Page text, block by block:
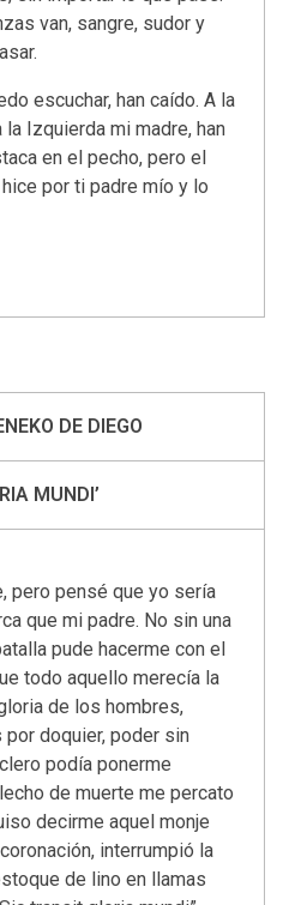
van, sangre, sudor y
escuchar, han caído. A la
la Izquierda mi madre, han
en el pecho, pero el
por ti padre mío y lo
DE DIEGO
MUNDI’
pero pensé que yo sería
que mi padre. No sin una
pude hacerme con el
todo aquello merecía la
de los hombres,
doquier, poder sin
podía ponerme
de muerte me percato
decirme aquel monje
interrumpió la
de lino en llamas